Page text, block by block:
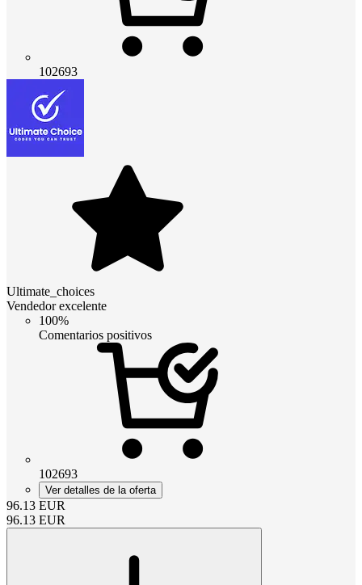
102693
Ultimate_choices
Vendedor excelente
100%
Comentarios positivos
102693
Ver detalles de la oferta
96.13 EUR
96.13 EUR